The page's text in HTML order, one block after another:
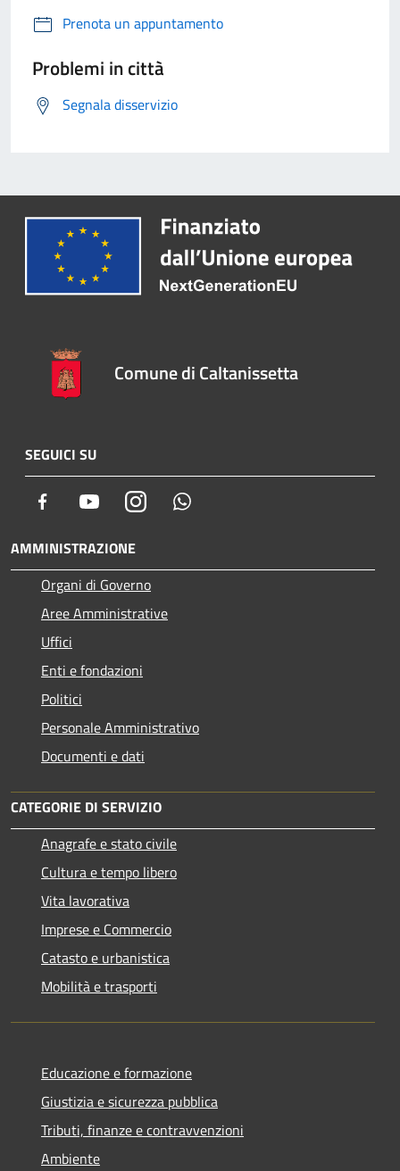
Prenota un appuntamento
Problemi in città
Segnala disservizio
Comune di Caltanissetta
SEGUICI SU
Facebook YoutubeInstagram
AMMINISTRAZIONE
Organi di Governo
Aree Amministrative
Uffici
Enti e fondazioni
Politici
Personale Amministrativo
Documenti e dati
CATEGORIE DI SERVIZIO
Anagrafe e stato civile
Cultura e tempo libero
Vita lavorativa
Imprese e Commercio
Catasto e urbanistica
Mobilità e trasporti
Educazione e formazione
Giustizia e sicurezza pubblica
Tributi, finanze e contravvenzioni
Ambiente